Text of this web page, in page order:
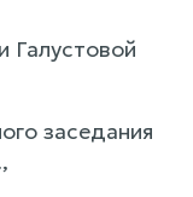
Галустовой
заседания